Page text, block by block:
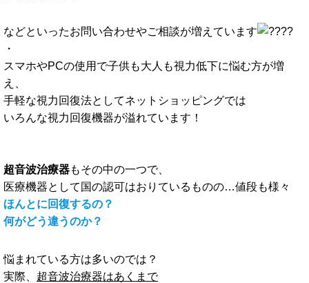
などといったお問い合わせやご相談が増えています
・
スマホやPCの使用で子供も大人も視力低下に悩む方が増
え、
手軽な視力回復法としてネットショッピングでは
いろんな視力回復機器が溢れています！
超音波治療器もその中の一つで、
医療機器として国の認可はおりているものの…値段も様々
ほんとに回復するの？
何がどう違うのか？
悩まれている方は多いのでは？
実際、 超音波治療器はあくまで